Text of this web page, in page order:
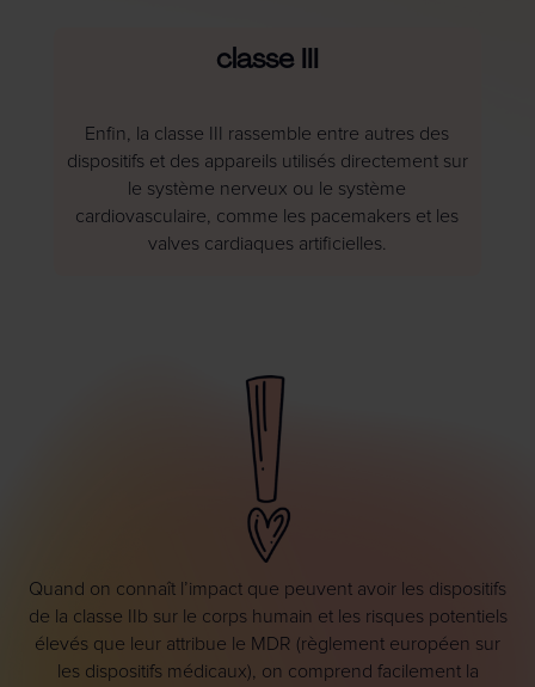
classe III
Enfin, la classe III rassemble entre autres des
dispositifs et des appareils utilisés directement sur
le système nerveux ou le système
cardiovasculaire, comme les pacemakers et les
valves cardiaques artificielles.
Quand on connaît l’impact que peuvent avoir les dispositifs
de la classe IIb sur le corps humain et les risques potentiels
élevés que leur attribue le MDR (règlement européen sur
les dispositifs médicaux), on comprend facilement la